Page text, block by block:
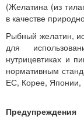
(Желатина (из
в качестве
Рыбный желатин,
для
нутрицевтиках и
нормативным
ЕС, Корее, Японии,
Предупреждения